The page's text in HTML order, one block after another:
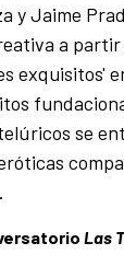
y Jaime
a partir
exquisitos'
se
Las